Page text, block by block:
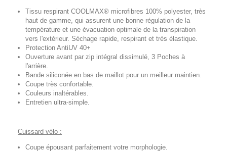
Tissu respirant COOLMAX® microfibres 100% polyester, très
haut de gamme, qui assurent une bonne régulation de la
température et une évacuation optimale de la transpiration
vers l'extérieur. Séchage rapide, respirant et très élastique.
Protection AntiUV 40+
Ouverture avant par zip intégral dissimulé, 3 Poches à
l'arrière.
Bande siliconée en bas de maillot pour un meilleur maintien.
Coupe très confortable.
Couleurs inaltérables.
Entretien ultra-simple.
Cuissard vélo :
Coupe épousant parfaitement votre morphologie.